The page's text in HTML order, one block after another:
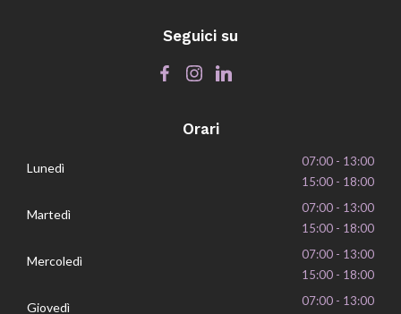
Seguici su
Orari
Lunedì
07:00 - 13:00
15:00 - 18:00
Martedì
07:00 - 13:00
15:00 - 18:00
Mercoledì
07:00 - 13:00
15:00 - 18:00
Giovedì
07:00 - 13:00